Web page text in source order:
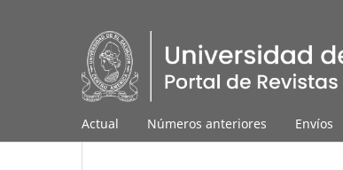
Actual Números anteriores Envíos